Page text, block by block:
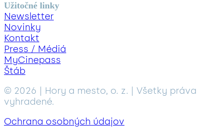
Užitočné linky
Newsletter
Novinky
Kontakt
Press / Médiá
MyCinepass
Štáb
© 2026 | Hory a mesto, o. z. | Všetky práva
vyhradené.
Ochrana osobných údajov